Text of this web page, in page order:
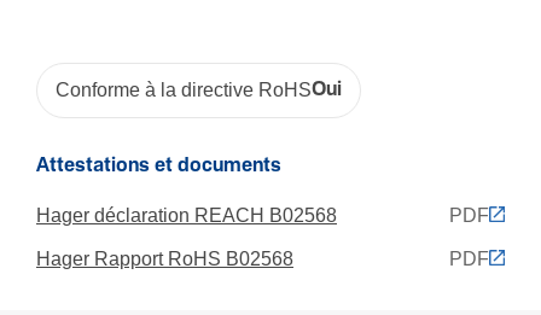
Couleur
Gris
Code RAL
7030
Fonc­tions
Conforme à la directive RoHSOui
Attestations et documents
Hager déclaration REACH B02568 PDF
Hager Rapport RoHS B02568 PDF